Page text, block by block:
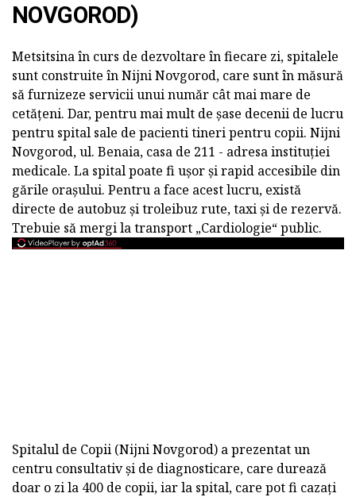
NOVGOROD)
Metsitsina în curs de dezvoltare în fiecare zi, spitalele
sunt construite în Nijni Novgorod, care sunt în măsură
să furnizeze servicii unui număr cât mai mare de
cetățeni. Dar, pentru mai mult de șase decenii de lucru
pentru spital sale de pacienti tineri pentru copii. Nijni
Novgorod, ul. Benaia, casa de 211 - adresa instituției
medicale. La spital poate fi ușor și rapid accesibile din
gările orașului. Pentru a face acest lucru, există
directe de autobuz și troleibuz rute, taxi și de rezervă.
Trebuie să mergi la transport „Cardiologie“ public.
Spitalul de Copii (Nijni Novgorod) a prezentat un
centru consultativ și de diagnosticare, care durează
doar o zi la 400 de copii, iar la spital, care pot fi cazați